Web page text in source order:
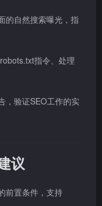
的自然搜索曝光，指
指令、处理
，验证SEO工作的实
议
前置条件，支持